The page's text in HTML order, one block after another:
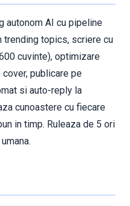
autonom AI cu pipeline
trending topics, scriere cu
cuvinte), optimizare
cover, publicare pe
si auto-reply la
cunoastere cu fiecare
in timp. Ruleaza de 5 ori